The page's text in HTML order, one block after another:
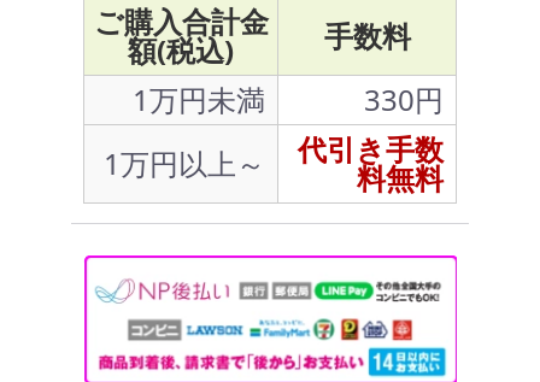
ご購入合計金
額(税込)
手数料
1万円未満
330円
1万円以上～
代引き手数
料無料